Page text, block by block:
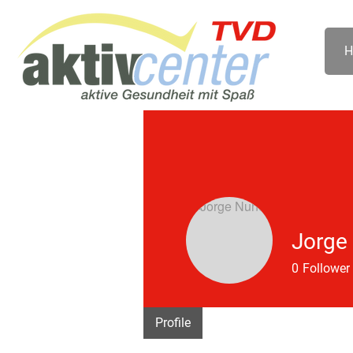
Jorge
0 Follower
Profile